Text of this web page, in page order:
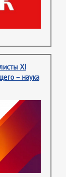
XI
– наука